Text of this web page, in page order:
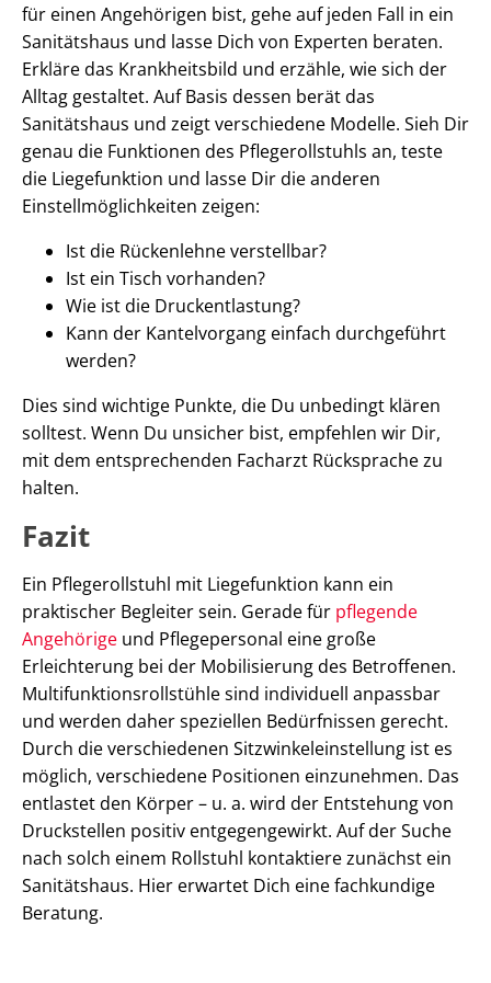
für einen Angehörigen bist, gehe auf jeden Fall in ein
Sanitätshaus und lasse Dich von Experten beraten.
Erkläre das Krankheitsbild und erzähle, wie sich der
Alltag gestaltet. Auf Basis dessen berät das
Sanitätshaus und zeigt verschiedene Modelle. Sieh Dir
genau die Funktionen des Pflegerollstuhls an, teste
die Liegefunktion und lasse Dir die anderen
Einstellmöglichkeiten zeigen:
Ist die Rückenlehne verstellbar?
Ist ein Tisch vorhanden?
Wie ist die Druckentlastung?
Kann der Kantelvorgang einfach durchgeführt
werden?
Dies sind wichtige Punkte, die Du unbedingt klären
solltest. Wenn Du unsicher bist, empfehlen wir Dir,
mit dem entsprechenden Facharzt Rücksprache zu
halten.
Fazit
Ein Pflegerollstuhl mit Liegefunktion kann ein
praktischer Begleiter sein. Gerade für pflegende
Angehörige und Pflegepersonal eine große
Erleichterung bei der Mobilisierung des Betroffenen.
Multifunktionsrollstühle sind individuell anpassbar
und werden daher speziellen Bedürfnissen gerecht.
Durch die verschiedenen Sitzwinkeleinstellung ist es
möglich, verschiedene Positionen einzunehmen. Das
entlastet den Körper – u. a. wird der Entstehung von
Druckstellen positiv entgegengewirkt. Auf der Suche
nach solch einem Rollstuhl kontaktiere zunächst ein
Sanitätshaus. Hier erwartet Dich eine fachkundige
Beratung.